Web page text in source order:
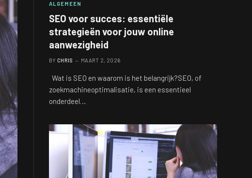
ALGEMEEN
SEO voor succes: essentiële
strategieën voor jouw online
aanwezigheid
BY CHRIS MAART 2, 2026
Wat is SEO en waarom is het belangrijk?SEO, of
zoekmachineoptimalisatie, is een essentieel
onderdeel…